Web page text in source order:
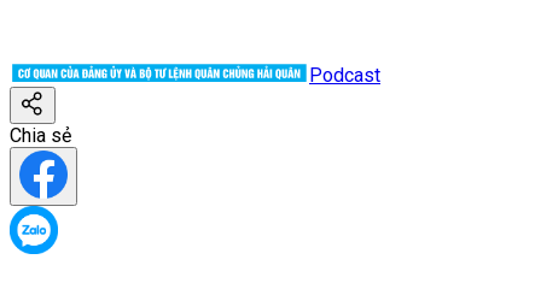
Podcast
Chia sẻ